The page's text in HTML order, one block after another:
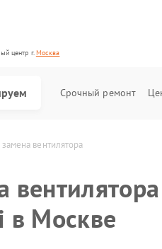
центр г.Москва
Срочный ремонт
вентилятора
в Москве